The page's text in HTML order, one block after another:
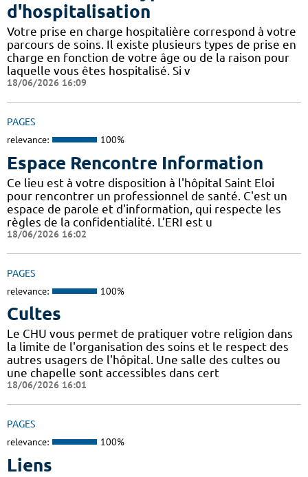
d'hospitalisation
Votre prise en charge hospitalière correspond à votre
parcours de soins. Il existe plusieurs types de prise en
charge en fonction de votre âge ou de la raison pour
laquelle vous êtes hospitalisé. Si v
18/06/2026 16:09
PAGES
relevance: 100%
Espace Rencontre Information
Ce lieu est à votre disposition à l'hôpital Saint Eloi
pour rencontrer un professionnel de santé. C'est un
espace de parole et d'information, qui respecte les
règles de la confidentialité. L’ERI est u
18/06/2026 16:02
PAGES
relevance: 100%
Cultes
Le CHU vous permet de pratiquer votre religion dans
la limite de l'organisation des soins et le respect des
autres usagers de l'hôpital. Une salle des cultes ou
une chapelle sont accessibles dans cert
18/06/2026 16:01
PAGES
relevance: 100%
Liens